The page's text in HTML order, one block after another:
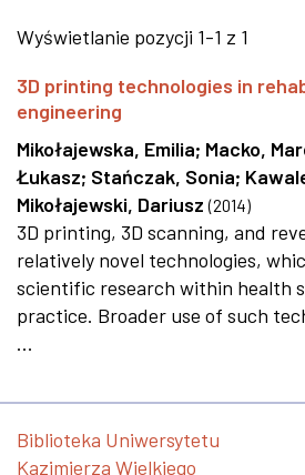
Wyświetlanie pozycji 1-1 z 1
3D printing technologies in
engineering
Mikołajewska, Emilia; Macko,
Łukasz; Stańczak, Sonia;
Mikołajewski, Dariusz (2014)
3D printing, 3D scanning, and
relatively novel technologies,
scientific research within health
practice. Broader use of such
...
Biblioteka Uniwersytetu
Kazimierza Wielkiego